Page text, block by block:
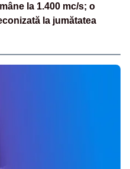
la 1.400 mc/s; o
la jumătatea